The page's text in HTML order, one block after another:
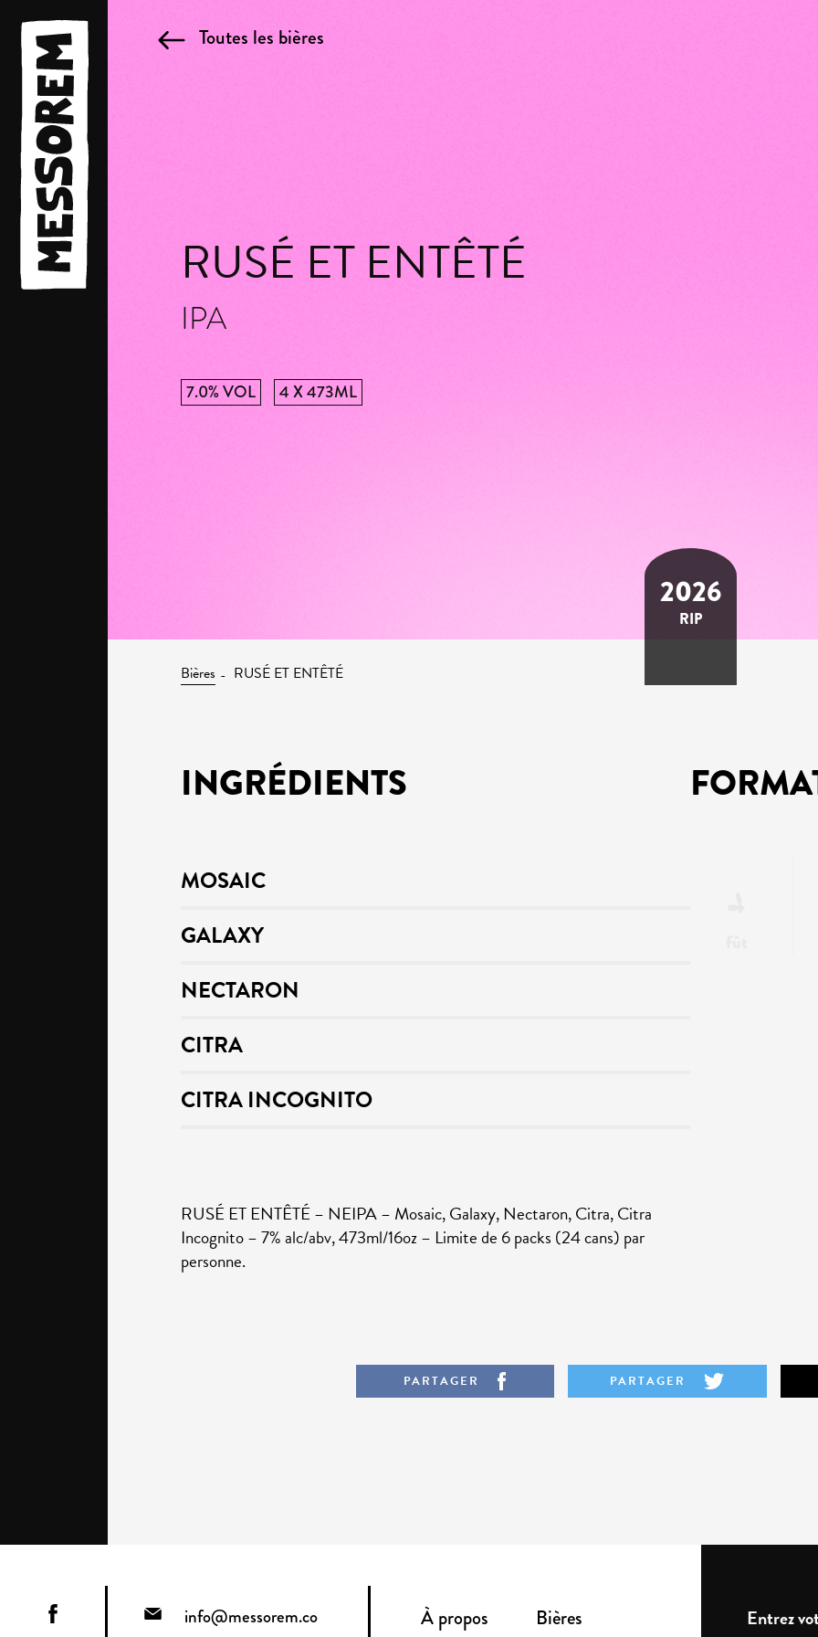
Toutes les bières
RUSÉ ET ENTÊTÉ
IPA
7.0% VOL 4 X 473ML
2026
RIP
Bières RUSÉ ET ENTÊTÉ
INGRÉDIENTS
MOSAIC
GALAXY
NECTARON
CITRA
CITRA INCOGNITO
RUSÉ ET ENTÊTÉ – NEIPA – Mosaic, Galaxy, Nectaron, Citra, Citra
Incognito – 7% alc/abv, 473ml/16oz – Limite de 6 packs (24 cans) par
personne.
PARTAGER PARTAGER
info@messorem.co À propos Bières
Entrez